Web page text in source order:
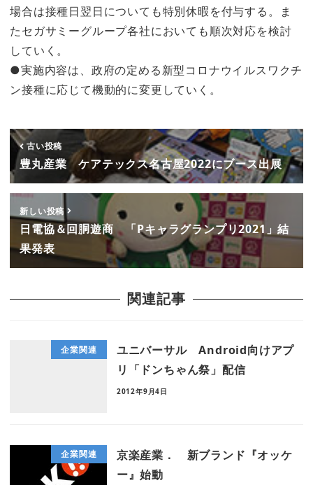
場合は接種日翌日についても特別休暇を付与する。ま
たセガサミーグループ各社においても順次対応を検討
していく。
●実施内容は、政府の定める新型コロナウイルスワクチ
ン接種に応じて機動的に変更していく。
古い投稿
豊丸産業 ケアテックス名古屋2022にブース出展
新しい投稿
日電協＆回胴遊商 「Pキャラグランプリ2021」結
果発表
関連記事
企業関連
ユニバーサル Android向けアプ
リ「ドンちゃん祭」配信
2012年9月4日
企業関連
京楽産業． 新ブランド『オッケ
ー』始動